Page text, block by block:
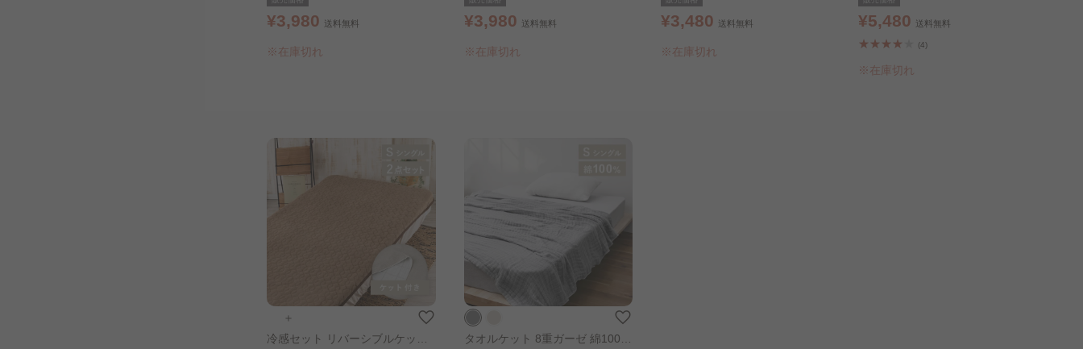
¥3,980 送料無料
※在庫切れ
¥3,980 送料無料
※在庫切れ
¥3,480 送料無料
※在庫切れ
¥5,480 送料無料
(4)
※在庫切れ
＋
冷感セット リバーシブルケット
タオルケット 8重ガーゼ 綿100％